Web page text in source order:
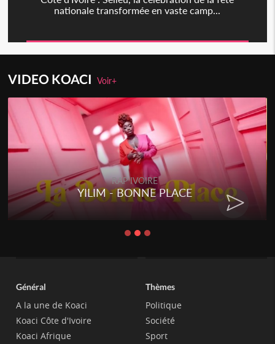
nationale transformée en vaste camp...
VIDEO KOACIVoir+
RAP IVOIRE
YILIM - BONNE PLACE
Général
A la une de Koaci
Koaci Côte d'Ivoire
Koaci Afrique
Thèmes
Politique
Société
Sport